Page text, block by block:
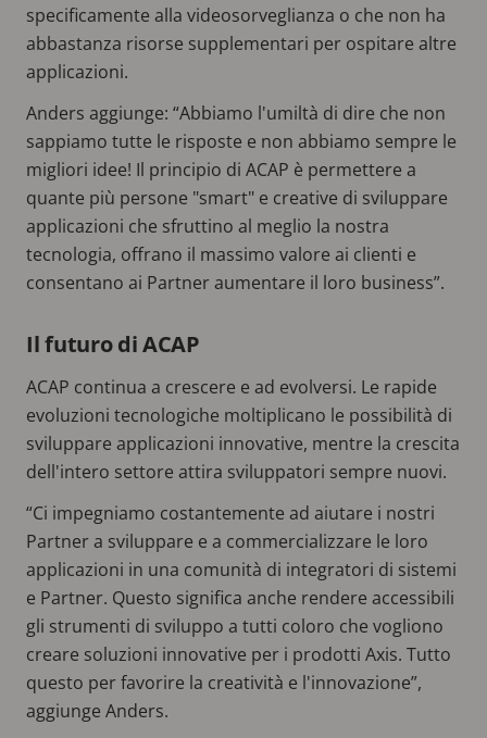
specificamente alla videosorveglianza o che non ha
abbastanza risorse supplementari per ospitare altre
applicazioni.
Anders aggiunge: “Abbiamo l'umiltà di dire che non
sappiamo tutte le risposte e non abbiamo sempre le
migliori idee! Il principio di ACAP è permettere a
quante più persone "smart" e creative di sviluppare
applicazioni che sfruttino al meglio la nostra
tecnologia, offrano il massimo valore ai clienti e
consentano ai Partner aumentare il loro business”.
Il futuro di ACAP
ACAP continua a crescere e ad evolversi. Le rapide
evoluzioni tecnologiche moltiplicano le possibilità di
sviluppare applicazioni innovative, mentre la crescita
dell'intero settore attira sviluppatori sempre nuovi.
“Ci impegniamo costantemente ad aiutare i nostri
Partner a sviluppare e a commercializzare le loro
applicazioni in una comunità di integratori di sistemi
e Partner. Questo significa anche rendere accessibili
gli strumenti di sviluppo a tutti coloro che vogliono
creare soluzioni innovative per i prodotti Axis. Tutto
questo per favorire la creatività e l'innovazione”,
aggiunge Anders.